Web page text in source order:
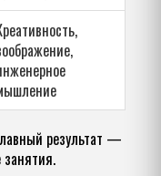
результат —
занятия.